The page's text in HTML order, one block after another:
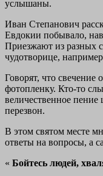
услышаны.
Иван Степанович
Евдокии побывало,
Приезжают из разных
чудотворице,
Говорят, что свечение
фотопленку. Кто-то
величественное пение
перезвон.
В этом святом месте
ответы на вопросы, а
« Бойтесь людей,